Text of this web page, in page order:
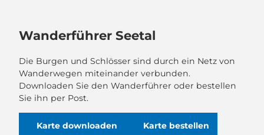
Wanderführer Seetal
Die Burgen und Schlösser sind durch ein Netz von
Wanderwegen miteinander verbunden.
Downloaden Sie den Wanderführer oder bestellen
Sie ihn per Post.
Karte downloaden Karte bestellen